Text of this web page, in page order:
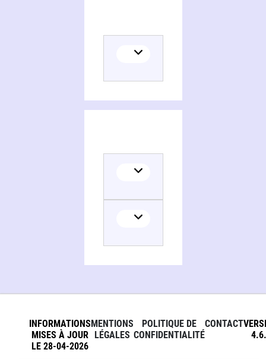
INFORMATIONS
MISES À JOUR
LE 28-04-2026
MENTIONS
LÉGALES
POLITIQUE DE
CONFIDENTIALITÉ
CONTACT